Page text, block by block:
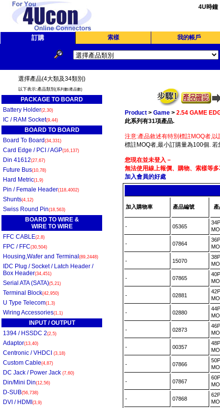
4U時鐘
訂購 索樣 我的帳戶
選擇產品(4大類及34類別)
以下表示:產品類別 (系列數/產品數)
PACKAGE TO BOARD
Battery Holder(2,30)
IC / RAM Socket(9,44)
BOARD TO BOARD
Board To Board (34,331)
Card Edge / PCI / AGP(16,137)
Din 41612(27,67)
Future Bus(10,78)
Hard Metric(1,9)
Pin / Female Header(118,4002)
Shunts(4,12)
Swiss Round Pin(18,563)
BOARD TO WIRE &
WIRE TO WIRE
FFC CABLE(2,8)
FPC / FFC(30,504)
Housing,Wafer and Terminal (89,2448)
IDC Plug / Socket / Latch Header /
Box Header(34,451)
Serial ATA (SATA)(5,21)
Terminal Block(42,950)
U Type Telecom(1,3)
Wiring Accessories(1,1)
INPUT / OUTPUT
1394 / HSSDC 2(2,5)
Adaptor(13,40)
Centronic / VHDCI (3,18)
Custom Cable(4,87)
DC Jack / Power Jack (7,60)
Din/Mini Din(12,56)
D-SUB(56,738)
DVI / HDMI (3,9)
Product > Game > 2.54 GAME
此系列有31項產品.
注意:產品敘述有特別標註MOQ者,
標註MOQ者,最小訂購量為100個.
您現在並未登入－
無法使用線上報價、購物、索樣等
加入會員的好處
加入購物車 產品編號
- 05365
- 07864
- 15070
- 07865
- 02881
- 02880
- 02873
- 00357
- 07866
- 07867
- 07868